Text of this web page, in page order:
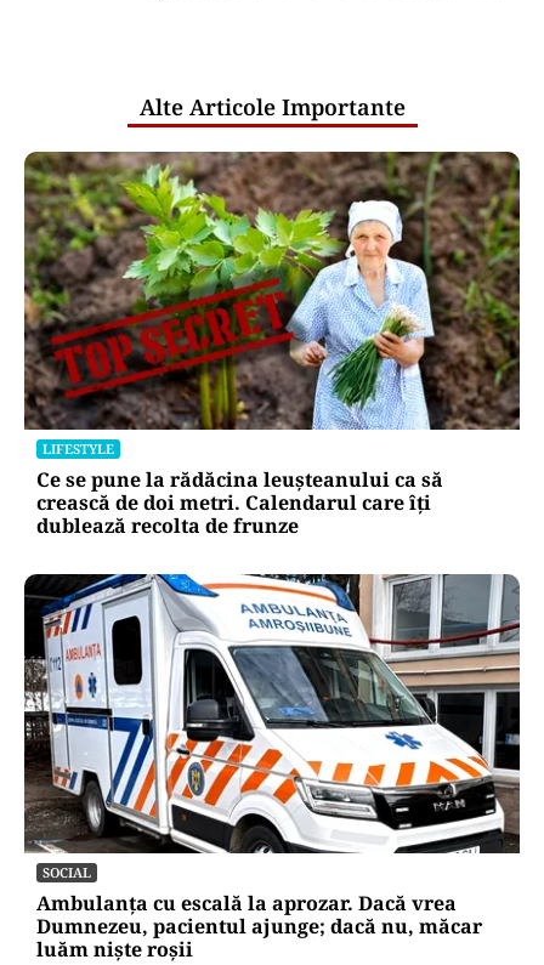
Alte Articole Importante
LIFESTYLE
Ce se pune la rădăcina leușteanului ca să
crească de doi metri. Calendarul care îți
dublează recolta de frunze
SOCIAL
Ambulanța cu escală la aprozar. Dacă vrea
Dumnezeu, pacientul ajunge; dacă nu, măcar
luăm niște roșii